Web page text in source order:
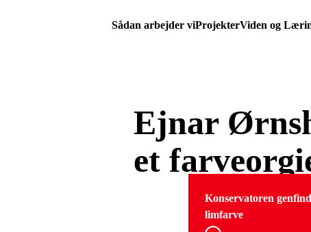
Sådan arbejder viProjekterViden og
Ejnar
et
Konservatoren
limfarve